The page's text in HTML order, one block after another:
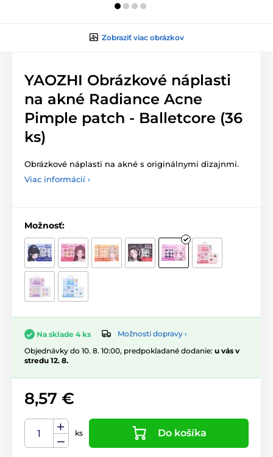
Zobraziť viac obrázkov
YAOZHI Obrázkové náplasti
na akné Radiance Acne
Pimple patch - Balletcore (36
ks)
Obrázkové náplasti na akné s originálnymi dizajnmi.
Viac informácií ›
Možnosť:
Na sklade 4 ks
Možnosti dopravy ›
Objednávky do 10. 8. 10:00, predpokladané dodanie: u vás v
stredu 12. 8.
8,57 €
ks Do košíka